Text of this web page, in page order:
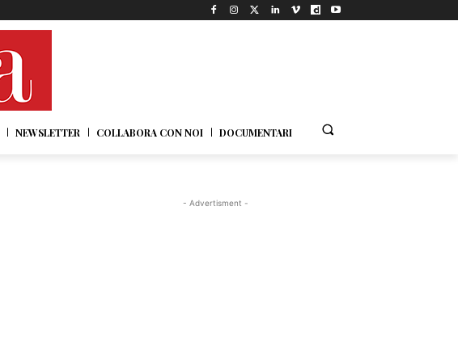
NEWSLETTER COLLABORA CON NOI DOCUMENTARI
- Advertisment -